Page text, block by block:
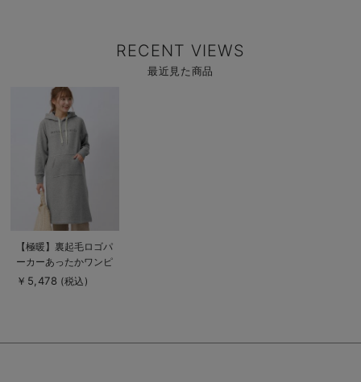
RECENT VIEWS
最近見た商品
商
品
詳
を
【極暖】裏起毛ロゴパ
ーカーあったかワンピ
ース マタニティ・授
￥5,478 (税込)